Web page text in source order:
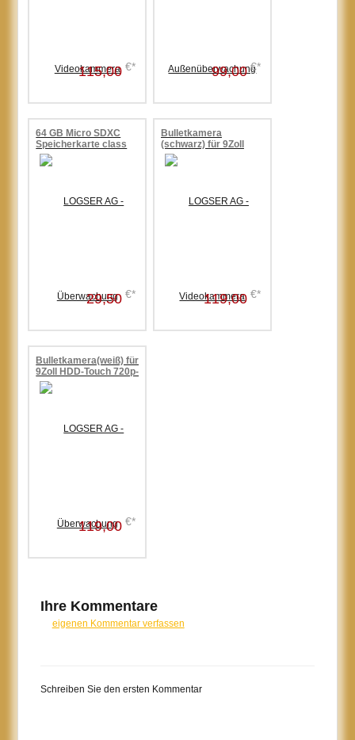
115,00 €* 99,00€*
64 GB Micro SDXC
Speicherkarte class
10
29,50 €*
Bulletkamera
(schwarz) für 9Zoll
HDD-Touch 720p-Funk
Videoüberwachung,Nachtsicht
119,00€*
Bulletkamera(weiß) für
9Zoll HDD-Touch 720p-
Funk
Videoüberwachung,Nachtsicht
119,00 €*
Ihre Kommentare
eigenen Kommentar verfassen
Schreiben Sie den ersten Kommentar